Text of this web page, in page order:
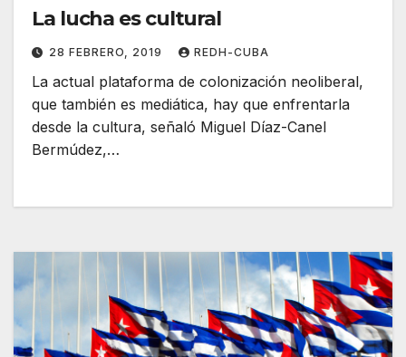
La lucha es cultural
28 FEBRERO, 2019 REDH-CUBA
La actual plataforma de colonización neoliberal,
que también es mediática, hay que enfrentarla
desde la cultura, señaló Miguel Díaz-Canel
Bermúdez,…